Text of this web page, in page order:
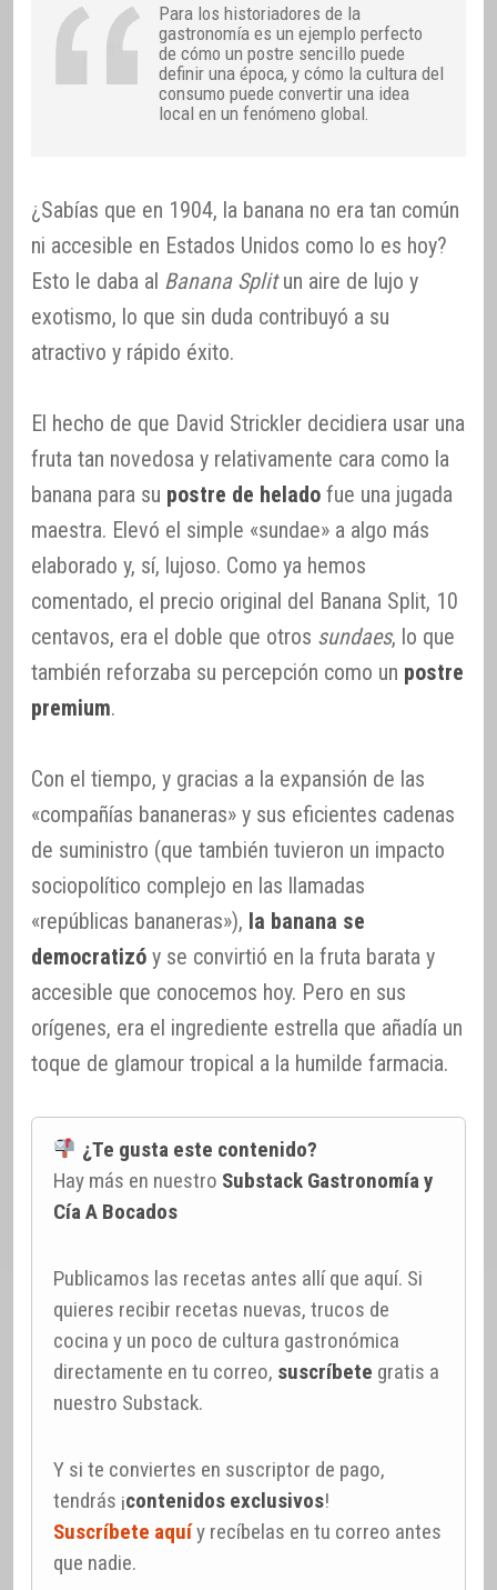
Para los historiadores de la
gastronomía es un ejemplo perfecto
de cómo un postre sencillo puede
definir una época, y cómo la cultura del
consumo puede convertir una idea
local en un fenómeno global.
¿Sabías que en 1904, la banana no era tan común
ni accesible en Estados Unidos como lo es hoy?
Esto le daba al Banana Splitun aire de lujo y
exotismo, lo que sin duda contribuyó a su
atractivo y rápido éxito.
El hecho de que David Strickler decidiera usar una
fruta tan novedosa y relativamente cara como la
banana para su postre de helado fue una jugada
maestra. Elevó el simple «sundae» a algo más
elaborado y, sí, lujoso. Como ya hemos
comentado, el precio original del Banana Split, 10
centavos, era el doble que otros sundaes, lo que
también reforzaba su percepción como un postre
premium.
Con el tiempo, y gracias a la expansión de las
«compañías bananeras» y sus eficientes cadenas
de suministro (que también tuvieron un impacto
sociopolítico complejo en las llamadas
«repúblicas bananeras»), la banana se
democratizó y se convirtió en la fruta barata y
accesible que conocemos hoy. Pero en sus
orígenes, era el ingrediente estrella que añadía un
toque de glamour tropical a la humilde farmacia.
¿Te gusta este contenido?
Hay más en nuestro Substack Gastronomía y
Cía A Bocados
Publicamos las recetas antes allí que aquí. Si
quieres recibir recetas nuevas, trucos de
cocina y un poco de cultura gastronómica
directamente en tu correo, suscríbete gratis a
nuestro Substack.
Y si te conviertes en suscriptor de pago,
tendrás ¡contenidos exclusivos!
Suscríbete aquíy recíbelas en tu correo antes
que nadie.